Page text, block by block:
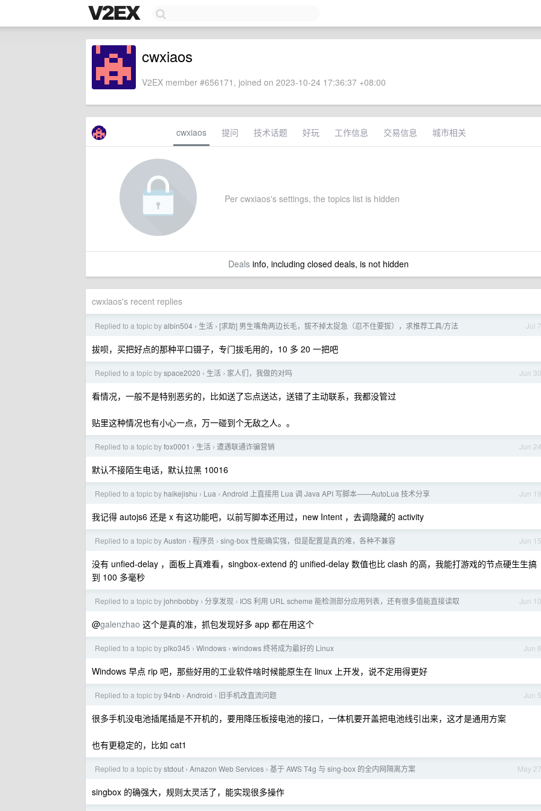
cwxiaos
V2EX member #656171, joined on 2023-10-24 17:36:37 +08:00
cwxiaos 提问 技术话题 好玩 工作信息 交易信息 城市相关
Per cwxiaos's settings, the topics list is hidden
Dealsinfo, including closed deals, is not hidden
cwxiaos's recent replies
Jul 7
Replied to a topic byalbin504 › 生活 › [求助] 男生嘴角两边长毛，拔不掉太捉急（忍不住要拔），求推荐工具/方法
拔呗，买把好点的那种平口镊子，专门拔毛用的，10 多 20 一把吧
Jun 30
Replied to a topic byspace2020 › 生活 › 家人们，我做的对吗
看情况，一般不是特别恶劣的，比如送了忘点送达，送错了主动联系，我都没管过
贴里这种情况也有小心一点，万一碰到个无敌之人。。
Jun 24
Replied to a topic byfox0001 › 生活 › 遭遇联通诈骗营销
默认不接陌生电话，默认拉黑 10016
Jun 19
Replied to a topic by haikejishu › Lua › Android 上直接用 Lua 调 Java API 写脚本——AutoLua 技术分享
我记得 autojs6 还是 x 有这功能吧，以前写脚本还用过，new Intent ，去调隐藏的 activity
Jun 15
Replied to a topic byAuston › 程序员 › sing-box 性能确实强，但是配置是真的难，各种不兼容
没有 unfied-delay ，面板上真难看，singbox-extend 的 unified-delay 数值也比 clash 的高，我能打游戏的节点硬生生搞
到 100 多毫秒
Jun 10
Replied to a topic byjohnbobby › 分享发现 › IOS 利用 URL scheme 能检测部分应用列表，还有很多值能直接读取
@galenzhao 这个是真的准，抓包发现好多 app 都在用这个
Jun 6
Replied to a topic byplko345 › Windows › windows 终将成为最好的 Linux
Windows 早点 rip 吧，那些好用的工业软件啥时候能原生在 linux 上开发，说不定用得更好
Jun 5
Replied to a topic by94nb › Android › 旧手机改直流问题
很多手机没电池插尾插是不开机的，要用降压板接电池的接口，一体机要开盖把电池线引出来，这才是通用方案
也有更稳定的，比如 cat1
May 27
Replied to a topic bystdout › Amazon Web Services › 基于 AWS T4g 与 sing-box 的全内网隔离方案
singbox 的确强大，规则太灵活了，能实现很多操作